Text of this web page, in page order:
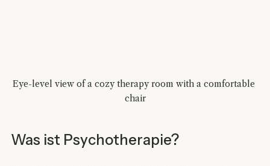
Eye-level view of a cozy therapy room with a comfortable
chair
Was ist Psychotherapie?